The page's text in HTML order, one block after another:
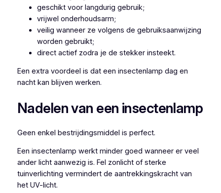
geschikt voor langdurig gebruik;
vrijwel onderhoudsarm;
veilig wanneer ze volgens de gebruiksaanwijzing
worden gebruikt;
direct actief zodra je de stekker insteekt.
Een extra voordeel is dat een insectenlamp dag en
nacht kan blijven werken.
Nadelen van een insectenlamp
Geen enkel bestrijdingsmiddel is perfect.
Een insectenlamp werkt minder goed wanneer er veel
ander licht aanwezig is. Fel zonlicht of sterke
tuinverlichting vermindert de aantrekkingskracht van
het UV-licht.